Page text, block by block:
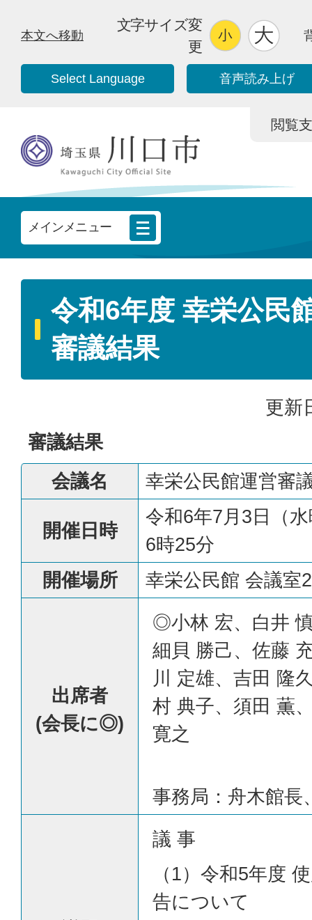
本文へ移動
文字サイズ変
更
Select Language 音声読み上げ
閲覧
メインメニュー
令和6年度 幸栄公民
審議結果
更新
審議結果
会議名
幸栄公民館運営審
開催日時
令和6年7月3日（
6時25分
開催場所
幸栄公民館 会議室
出席者
(会長に◎)
◎小林 宏、白井
細貝 勝己、佐藤
川 定雄、吉田 隆
村 典子、須田 薫
寛之
事務局：舟木館長
議 事
（1）令和5年度
告について